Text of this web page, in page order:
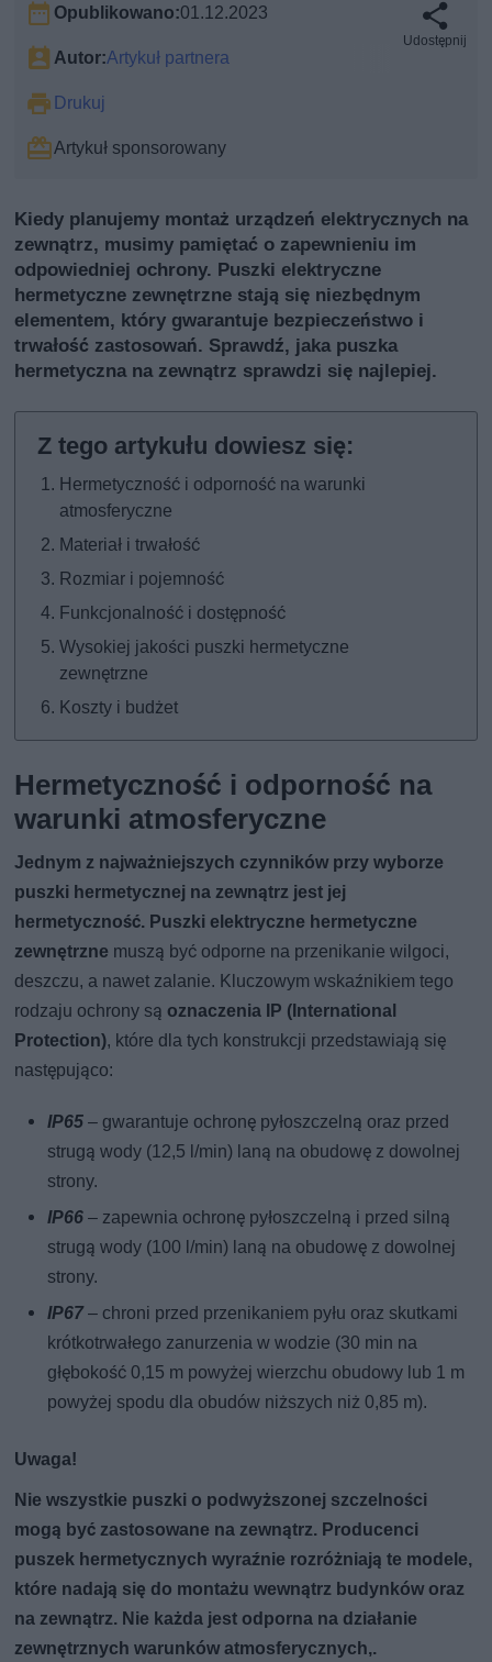
Opublikowano:01.12.2023
Autor:Artykuł partnera
Drukuj
Artykuł sponsorowany
Udostępnij
Kiedy planujemy montaż urządzeń elektrycznych na
zewnątrz, musimy pamiętać o zapewnieniu im
odpowiedniej ochrony. Puszki elektryczne
hermetyczne zewnętrzne stają się niezbędnym
elementem, który gwarantuje bezpieczeństwo i
trwałość zastosowań. Sprawdź, jaka puszka
hermetyczna na zewnątrz sprawdzi się najlepiej.
Hermetyczność i odporność na warunki
atmosferyczne
Materiał i trwałość
Rozmiar i pojemność
Funkcjonalność i dostępność
Wysokiej jakości puszki hermetyczne
zewnętrzne
Koszty i budżet
Hermetyczność i odporność na
warunki atmosferyczne
Jednym z najważniejszych czynników przy wyborze
puszki hermetycznej na zewnątrz jest jej
hermetyczność. Puszki elektryczne hermetyczne
zewnętrzne muszą być odporne na przenikanie wilgoci,
deszczu, a nawet zalanie. Kluczowym wskaźnikiem tego
rodzaju ochrony są oznaczenia IP (International
Protection), które dla tych konstrukcji przedstawiają się
następująco:
IP65 – gwarantuje ochronę pyłoszczelną oraz przed
strugą wody (12,5 l/min) laną na obudowę z dowolnej
strony.
IP66 – zapewnia ochronę pyłoszczelną i przed silną
strugą wody (100 l/min) laną na obudowę z dowolnej
strony.
IP67– chroni przed przenikaniem pyłu oraz skutkami
krótkotrwałego zanurzenia w wodzie (30 min na
głębokość 0,15 m powyżej wierzchu obudowy lub 1 m
powyżej spodu dla obudów niższych niż 0,85 m).
Uwaga!
Nie wszystkie puszki o podwyższonej szczelności
mogą być zastosowane na zewnątrz. Producenci
puszek hermetycznych wyraźnie rozróżniają te modele,
które nadają się do montażu wewnątrz budynków oraz
na zewnątrz. Nie każda jest odporna na działanie
zewnętrznych warunków atmosferycznych,.